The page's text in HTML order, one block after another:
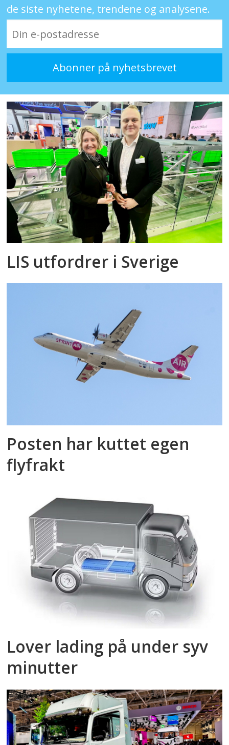
de siste nyhetene, trendene og analysene.
LIS utfordrer i Sverige
Posten har kuttet egen
flyfrakt
Lover lading på under syv
minutter